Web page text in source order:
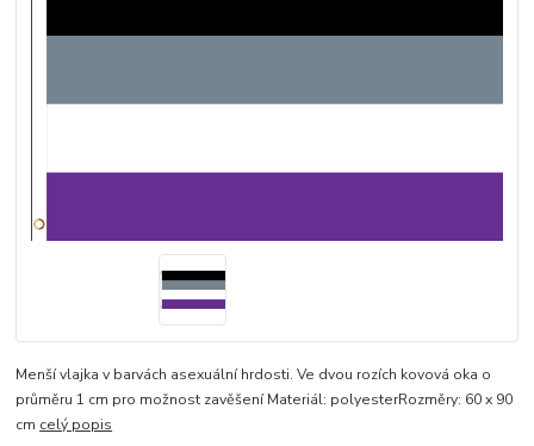
Menší vlajka v barvách asexuální hrdosti. Ve dvou rozích kovová oka o
průměru 1 cm pro možnost zavěšení Materiál: polyesterRozměry: 60 x 90
cm celý popis